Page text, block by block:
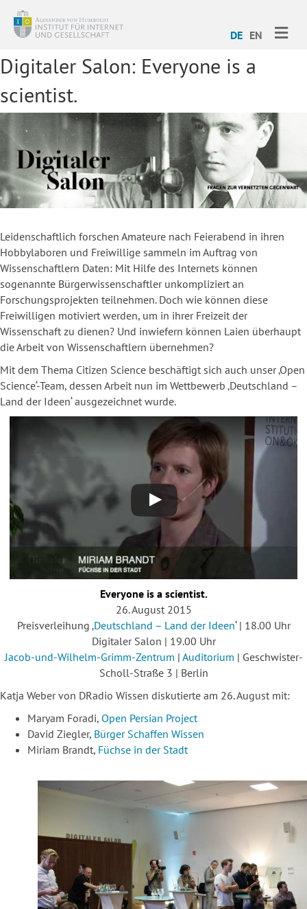
DE EN
Digitaler Salon: Everyone is a
scientist.
Leidenschaftlich forschen Amateure nach Feierabend in ihren
Hobbylaboren und Freiwillige sammeln im Auftrag von
Wissenschaftlern Daten: Mit Hilfe des Internets können
sogenannte Bürgerwissenschaftler unkompliziert an
Forschungsprojekten teilnehmen. Doch wie können diese
Freiwilligen motiviert werden, um in ihrer Freizeit der
Wissenschaft zu dienen? Und inwiefern können Laien überhaupt
die Arbeit von Wissenschaftlern übernehmen?
Mit dem Thema Citizen Science beschäftigt sich auch unser ‚Open
Science‘-Team, dessen Arbeit nun im Wettbewerb ‚Deutschland –
Land der Ideen‘ ausgezeichnet wurde.
Everyone is a scientist.
26. August 2015
Preisverleihung ‚Deutschland – Land der Ideen‘ | 18.00 Uhr
Digitaler Salon | 19.00 Uhr
Jacob-und-Wilhelm-Grimm-Zentrum | Auditorium | Geschwister-
Scholl-Straße 3 | Berlin
Katja Weber von DRadio Wissen diskutierte am 26. August mit:
Maryam Foradi, Open Persian Project
David Ziegler, Bürger Schaffen Wissen
Miriam Brandt, Füchse in der Stadt